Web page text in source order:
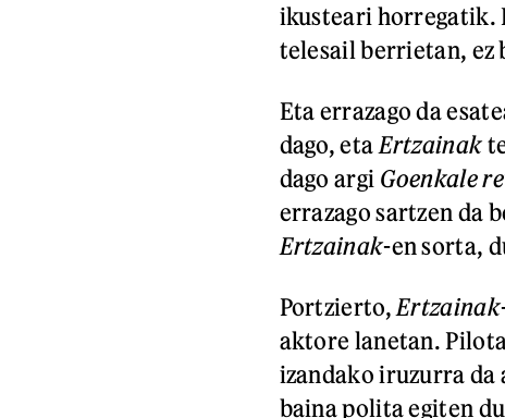
ikusteari horregatik.
telesail berrietan, ez
Eta errazago da
dago, eta Ertzainak
dago argi Goenkale
errazago sartzen da
Ertzainak-en sorta,
Portzierto, Ertzainak
aktore lanetan.
izandako iruzurra
baina polita egiten